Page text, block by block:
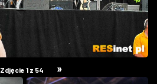
Zdjęcie 1 z 54 »